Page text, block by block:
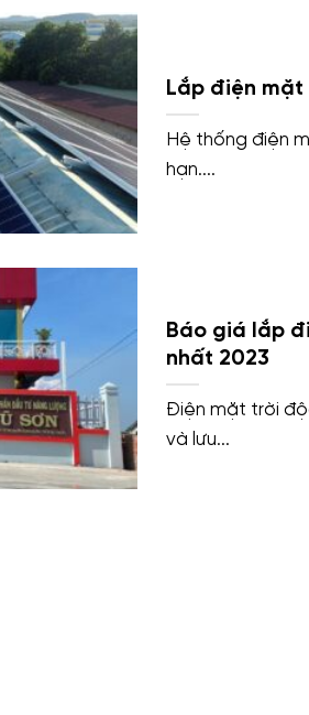
Lắp điện mặt
Hệ thống điện
hạn....
Báo giá lắp
nhất 2023
Điện mặt trời
và lưu...